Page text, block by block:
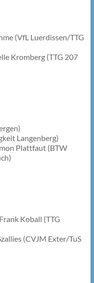
(VfL Luerdissen/TTG
Kromberg (TTG 207
Langenberg)
Plattfaut (BTW
Koball (TTG
(CVJM Exter/TuS